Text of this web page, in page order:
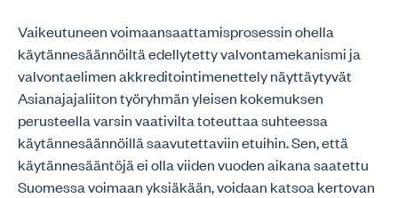
Vaikeutuneen voimaansaattamisprosessin ohella
käytännesäännöiltä edellytetty valvontamekanismi ja
valvontaelimen akkreditointimenettely näyttäytyvät
Asianajajaliiton työryhmän yleisen kokemuksen
perusteella varsin vaativilta toteuttaa suhteessa
käytännesäännöillä saavutettaviin etuihin. Sen, että
käytännesääntöjä ei olla viiden vuoden aikana saatettu
Suomessa voimaan yksiäkään, voidaan katsoa kertovan